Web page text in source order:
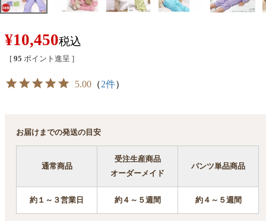
¥10,450税込
[ 95 ポイント進呈 ]
5.00 （2件）
お届けまでの発送の目安
通常商品
受注生産商品
オーダーメイド
パンツ単品商品
約１～３営業日 約４～５週間 約４～５週間